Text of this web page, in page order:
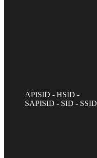
APISID - HSID -
SAPISID - SID - SSID